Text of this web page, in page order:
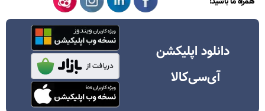
دانلود اپلیکشن
آی‌سی‌کالا